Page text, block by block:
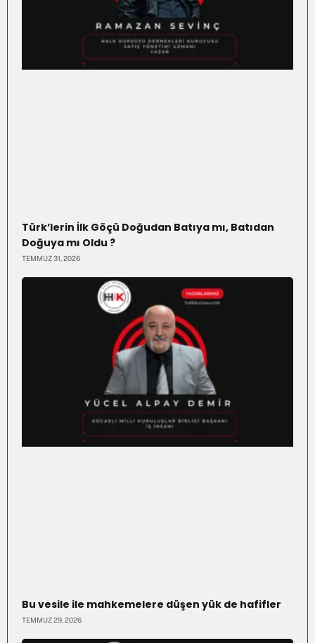
Türk’lerin İlk Göçü Doğudan Batıya mı, Batıdan
Doğuya mı Oldu ?
TEMMUZ 31, 2026
Bu vesile ile mahkemelere düşen yük de hafifler
TEMMUZ 29, 2026